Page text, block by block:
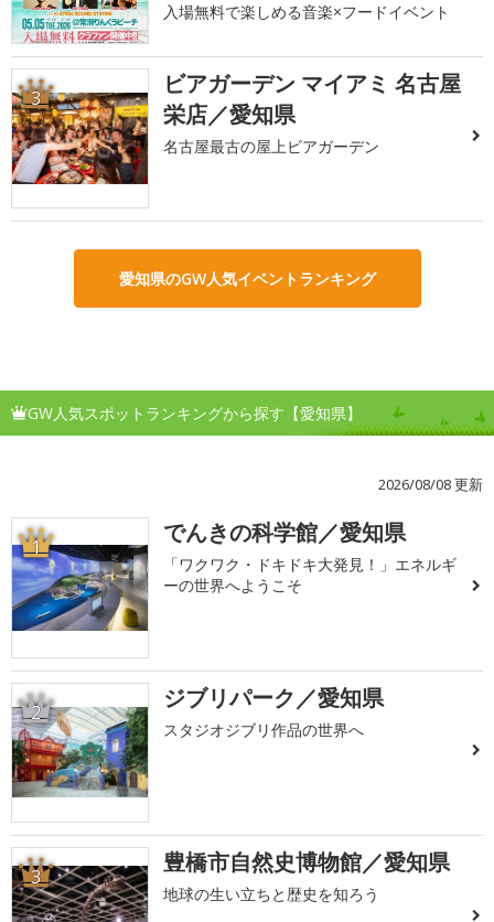
入場無料で楽しめる音楽×フードイベント
3
ビアガーデン マイアミ 名古屋
栄店／愛知県
名古屋最古の屋上ビアガーデン
愛知県のGW人気イベントランキング
GW人気スポットランキングから探す【愛知県】
2026/08/08 更新
1 でんきの科学館／愛知県
「ワクワク・ドキドキ大発見！」エネルギ
ーの世界へようこそ
2 ジブリパーク／愛知県
スタジオジブリ作品の世界へ
3 豊橋市自然史博物館／愛知県
地球の生い立ちと歴史を知ろう